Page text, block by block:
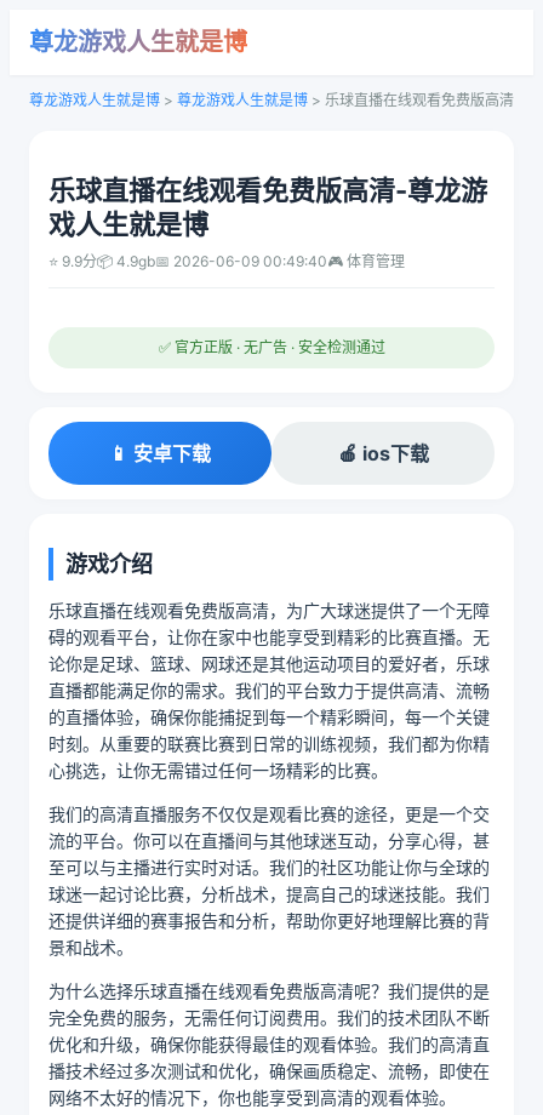
尊龙游戏人生就是博
尊龙游戏人生就是博 > 尊龙游戏人生就是博 > 乐球直播在线观看免费版高清
乐球直播在线观看免费版高清-尊龙游
戏人生就是博
⭐ 9.9分📦 4.9gb📅 2026-06-09 00:49:40🎮 体育管理
✅ 官方正版 · 无广告 · 安全检测通过
📱 安卓下载 🍎 ios下载
游戏介绍
乐球直播在线观看免费版高清，为广大球迷提供了一个无障
碍的观看平台，让你在家中也能享受到精彩的比赛直播。无
论你是足球、篮球、网球还是其他运动项目的爱好者，乐球
直播都能满足你的需求。我们的平台致力于提供高清、流畅
的直播体验，确保你能捕捉到每一个精彩瞬间，每一个关键
时刻。从重要的联赛比赛到日常的训练视频，我们都为你精
心挑选，让你无需错过任何一场精彩的比赛。
我们的高清直播服务不仅仅是观看比赛的途径，更是一个交
流的平台。你可以在直播间与其他球迷互动，分享心得，甚
至可以与主播进行实时对话。我们的社区功能让你与全球的
球迷一起讨论比赛，分析战术，提高自己的球迷技能。我们
还提供详细的赛事报告和分析，帮助你更好地理解比赛的背
景和战术。
为什么选择乐球直播在线观看免费版高清呢？我们提供的是
完全免费的服务，无需任何订阅费用。我们的技术团队不断
优化和升级，确保你能获得最佳的观看体验。我们的高清直
播技术经过多次测试和优化，确保画质稳定、流畅，即使在
网络不太好的情况下，你也能享受到高清的观看体验。